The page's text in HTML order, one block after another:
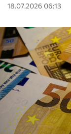
18.07.2026 06:13